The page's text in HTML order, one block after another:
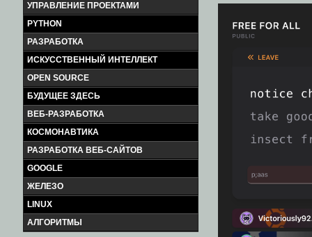
УПРАВЛЕНИЕ ПРОЕКТАМИ
PYTHON
РАЗРАБОТКА
ИСКУССТВЕННЫЙ ИНТЕЛЛЕКТ
OPEN SOURCE
БУДУЩЕЕ ЗДЕСЬ
ВЕБ-РАЗРАБОТКА
КОСМОНАВТИКА
РАЗРАБОТКА ВЕБ-САЙТОВ
GOOGLE
ЖЕЛЕЗО
LINUX
АЛГОРИТМЫ